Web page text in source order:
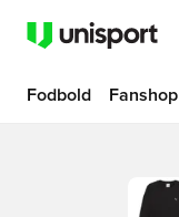
Fodbold Fanshop